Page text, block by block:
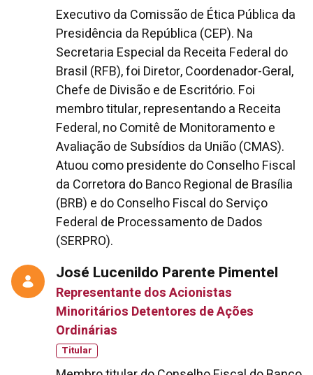
Executivo da Comissão de Ética Pública da
Presidência da República (CEP). Na
Secretaria Especial da Receita Federal do
Brasil (RFB), foi Diretor, Coordenador-Geral,
Chefe de Divisão e de Escritório. Foi
membro titular, representando a Receita
Federal, no Comitê de Monitoramento e
Avaliação de Subsídios da União (CMAS).
Atuou como presidente do Conselho Fiscal
da Corretora do Banco Regional de Brasília
(BRB) e do Conselho Fiscal do Serviço
Federal de Processamento de Dados
(SERPRO).
José Lucenildo Parente Pimentel
Representante dos Acionistas
Minoritários Detentores de Ações
Ordinárias
Titular